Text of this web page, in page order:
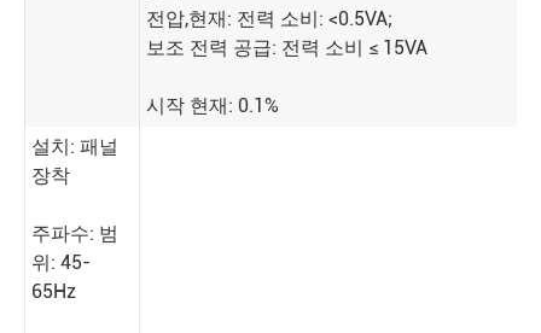
전압,현재: 전력 소비: <0.5VA;
보조 전력 공급: 전력 소비 ≤ 15VA
시작 현재: 0.1%
설치: 패널
장착
주파수: 범
위: 45-
65Hz